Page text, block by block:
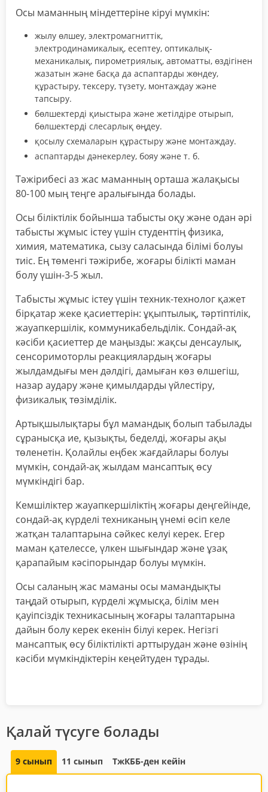
Осы маманның міндеттеріне кіруі мүмкін:
жылу өлшеу, электромагниттік,
электродинамикалық, есептеу, оптикалық-
механикалық, пирометриялық, автоматты, өздігінен
жазатын және басқа да аспаптарды жөндеу,
құрастыру, тексеру, түзету, монтаждау және
тапсыру.
бөлшектерді қиыстыра және жетілдіре отырып,
бөлшектерді слесарлық өңдеу.
қосылу схемаларын құрастыру және монтаждау.
аспаптарды дәнекерлеу, бояу және т. б.
Тәжірибесі аз жас маманның орташа жалақысы
80-100 мың теңге аралығында болады.
Осы біліктілік бойынша табысты оқу және одан әрі
табысты жұмыс істеу үшін студенттің физика,
химия, математика, сызу саласында білімі болуы
тиіс. Ең төменгі тәжірибе, жоғары білікті маман
болу үшін-3-5 жыл.
Табысты жұмыс істеу үшін техник-технолог қажет
бірқатар жеке қасиеттерін: ұқыптылық, тәртіптілік,
жауапкершілік, коммуникабельділік. Сондай-ақ
кәсіби қасиеттер де маңызды: жақсы денсаулық,
сенсоримоторлы реакциялардың жоғары
жылдамдығы мен дәлдігі, дамыған көз өлшегіш,
назар аудару және қимылдарды үйлестіру,
физикалық төзімділік.
Артықшылықтары бұл мамандық болып табылады
сұранысқа ие, қызықты, беделді, жоғары ақы
төленетін. Қолайлы еңбек жағдайлары болуы
мүмкін, сондай-ақ жылдам мансаптық өсу
мүмкіндігі бар.
Кемшіліктер жауапкершіліктің жоғары деңгейінде,
сондай-ақ күрделі техниканың үнемі өсіп келе
жатқан талаптарына сәйкес келуі керек. Егер
маман қателессе, үлкен шығындар және ұзақ
қарапайым кәсіпорындар болуы мүмкін.
Осы саланың жас маманы осы мамандықты
таңдай отырып, күрделі жұмысқа, білім мен
қауіпсіздік техникасының жоғары талаптарына
дайын болу керек екенін білуі керек. Негізгі
мансаптық өсу біліктілікті арттырудан және өзінің
кәсіби мүмкіндіктерін кеңейтуден тұрады.
Қалай түсуге болады
9 сынып 11 сынып ТжКББ-ден кейін